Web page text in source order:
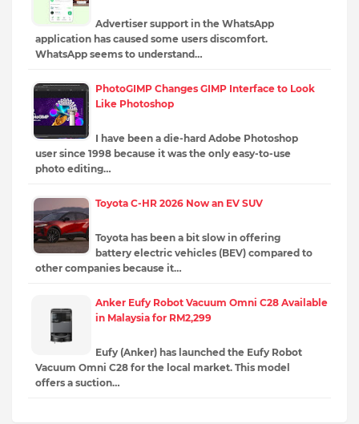
Advertiser support in the WhatsApp
application has caused some users discomfort.
WhatsApp seems to understand…
PhotoGIMP Changes GIMP Interface to Look
Like Photoshop
I have been a die-hard Adobe Photoshop
user since 1998 because it was the only easy-to-use
photo editing…
Toyota C-HR 2026 Now an EV SUV
Toyota has been a bit slow in offering
battery electric vehicles (BEV) compared to
other companies because it…
Anker Eufy Robot Vacuum Omni C28 Available
in Malaysia for RM2,299
Eufy (Anker) has launched the Eufy Robot
Vacuum Omni C28 for the local market. This model
offers a suction…